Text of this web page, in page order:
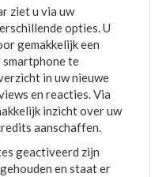
ziet u via uw
opties. U
gemakkelijk een
te
in uw nieuwe
en reacties. Via
inzicht over uw
aanschaffen.
geactiveerd zijn
en staat er